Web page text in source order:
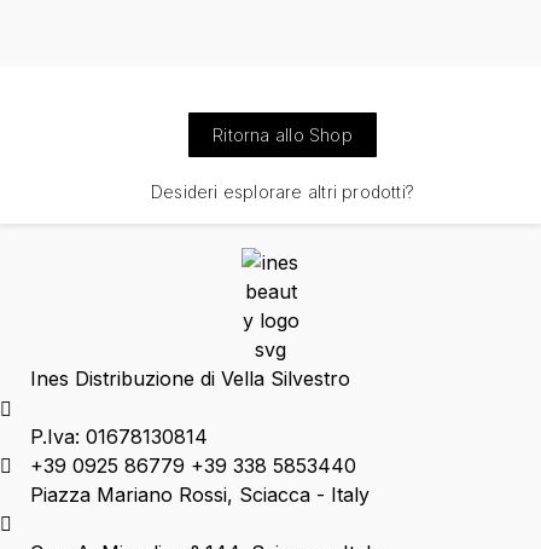
Ritorna allo Shop
Desideri esplorare altri prodotti?
Ines Distribuzione di Vella Silvestro
P.Iva: 01678130814
+39 0925 86779 +39 338 5853440
Piazza Mariano Rossi, Sciacca - Italy